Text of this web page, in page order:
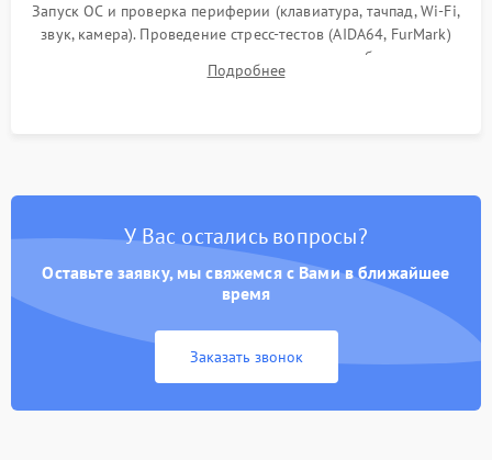
Запуск ОС и проверка периферии (клавиатура, тачпад, Wi-Fi,
звук, камера). Проведение стресс-тестов (AIDA64, FurMark)
для контроля температурного режима и стабильности
системы под пиковой нагрузкой.
Подробнее
У Вас остались вопросы?
Оставьте заявку, мы свяжемся с Вами в ближайшее
время
Заказать звонок